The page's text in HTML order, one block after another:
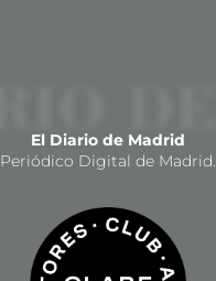
El Diario de Madrid
Periódico Digital de Madrid.